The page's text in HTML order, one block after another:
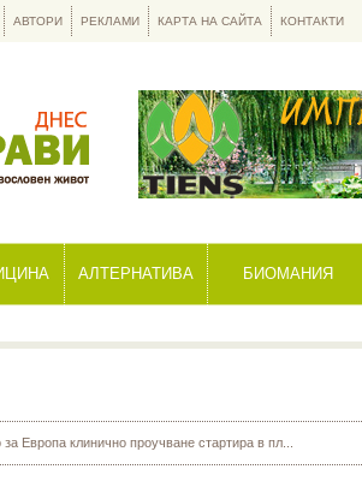
АЛТЕРНАТИВА БИОМАНИЯ
АВТОРИ РЕКЛАМИ КАРТА НА САЙТА КОНТАКТИ
Европа клинично проучване стартира в пл...